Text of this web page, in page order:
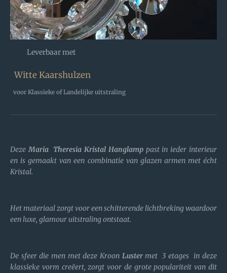
Leverbaar met
Witte Kaarshulzen
voor Klassieke of Landelijke uitstraling
DezeMaria Theresia Kristal Hanglamppast in ieder interieur
en is gemaakt van een combinatie van glazen armen met écht
Kristal.
Het materiaal zorgt voor een schitterende lichtbreking waardoor
een luxe, glamour uitstraling ontstaat.
De sfeer die men met deze Kroon Lustermet 3 etages in deze
klassieke vorm creëert, zorgt voor de grote populariteit van dit